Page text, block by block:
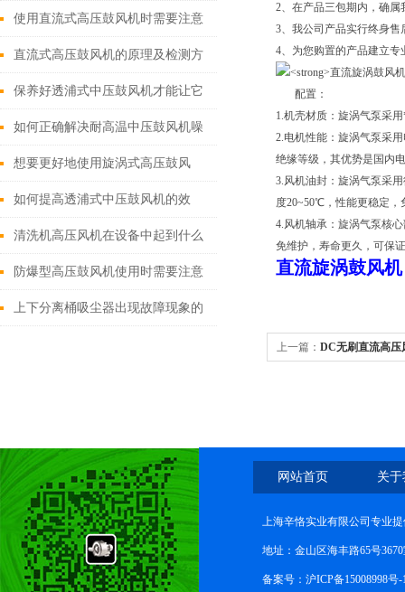
常见故障的正确方法！
使用直流式高压鼓风机时需要注意
哪些要点？
直流式高压鼓风机的原理及检测方
法
保养好透浦式中压鼓风机才能让它
发挥大作用
如何正确解决耐高温中压鼓风机噪
音大的问题？
想要更好地使用旋涡式高压鼓风
机，来看看这些
如何提高透浦式中压鼓风机的效
率？
清洗机高压风机在设备中起到什么
作用？
防爆型高压鼓风机使用时需要注意
哪些细节？
上下分离桶吸尘器出现故障现象的
2、在产品三包期内，确
3、我公司产品实行终身
4、为您购置的产品建立
配置：
1.机壳材质：旋涡气泵采
2.电机性能：旋涡气泵采
绝缘等级，其优势是国内
3.风机油封：旋涡气泵采
度20~50℃，性能更稳定，
4.风机轴承：旋涡气泵核
免维护，寿命更久，可保
直流旋涡鼓风机
上一篇： DC无刷直流高压
网站首页 关
上海辛恪实业有限公司专业
地址：金山区海丰路65号
备案号： 沪ICP备15008998号-